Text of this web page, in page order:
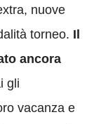
nuove
torneo. Il
ancora
gli
vacanza e